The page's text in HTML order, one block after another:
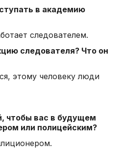
в академию
следователем.
следователя? Что он
этому человеку люди
чтобы вас в будущем
или полицейским?